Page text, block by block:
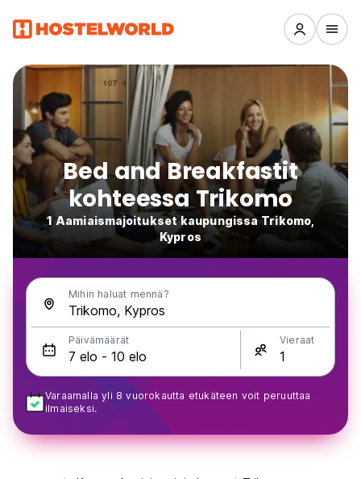
Bed and Breakfastit
kohteessa Trikomo
1 Aamiaismajoitukset kaupungissa Trikomo,
Kypros
Mihin haluat mennä?
Päivämäärät Vieraat
Varaamalla yli 8 vuorokautta etukäteen voit peruuttaa
ilmaiseksi.